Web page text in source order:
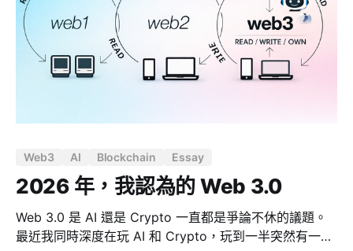
Web3 AI Blockchain Essay
2026 年，我認為的 Web 3.0
Web 3.0 是 AI 還是 Crypto 一直都是爭論不休的議題。
最近我同時深度在玩 AI 和 Crypto，玩到一半突然有一個